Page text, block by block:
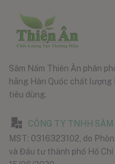
Sâm Nấm Thiên Ân phân
hãng Hàn Quốc chất
tiêu dùng.
CÔNG TY TNHH
MST: 0316323102, do
và Đầu tư thành phố Hồ